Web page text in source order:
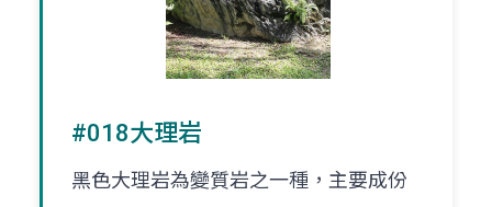
#018大理岩
黑色大理岩為變質岩之一種，主要成份